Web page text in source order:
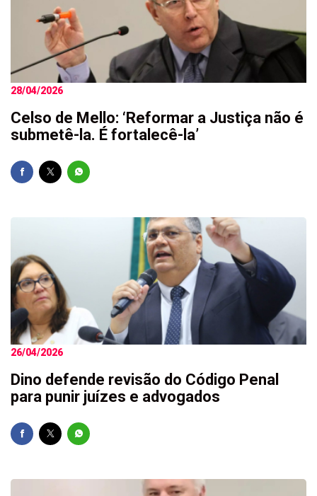
28/04/2026
Celso de Mello: ‘Reformar a Justiça não é
submetê-la. É fortalecê-la’
26/04/2026
Dino defende revisão do Código Penal
para punir juízes e advogados